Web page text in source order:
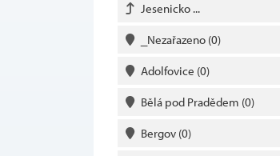
Jesenicko ...
_Nezařazeno (0)
Adolfovice (0)
Bělá pod Pradědem (0)
Bergov (0)